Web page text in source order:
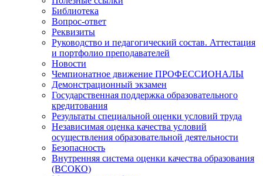
Библиотека
Вопрос-ответ
Реквизиты
Руководство и педагогический состав. Аттестация
и портфолио преподавателей
Новости
Чемпионатное движение ПРОФЕССИОНАЛЫ
Демонстрационный экзамен
Государственная поддержка образовательного
кредитования
Результаты специальной оценки условий труда
Независимая оценка качества условий
осуществления образовательной деятельности
Безопасность
Внутренняя система оценки качества образования
(ВСОКО)